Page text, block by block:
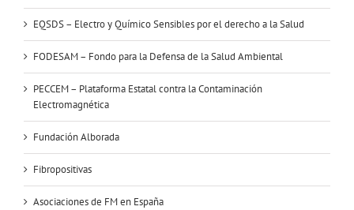
EQSDS – Electro y Químico Sensibles por el derecho a la Salud
FODESAM – Fondo para la Defensa de la Salud Ambiental
PECCEM – Plataforma Estatal contra la Contaminación
Electromagnética
Fundación Alborada
Fibropositivas
Asociaciones de FM en España